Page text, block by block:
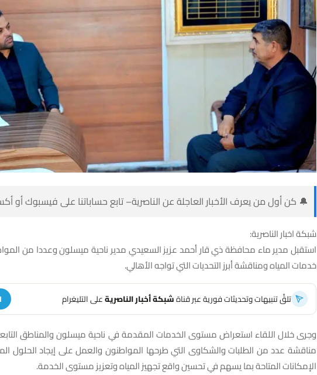
🔔 كن أول من يعرف الأخبار العاجلة عن الناصرية– تابع حساباتنا على فيسبوك أو
شبكة اخبار الناصرية:
استقبل مدير ماء محافظة ذي قار أحمد عزيز السعيدي مدير ناحية ميسلون وعددا من
خدمات المياه ومناقشة أبرز التحديات التي تواجه الأهالي.
تلقَّ تنبيهات وتحديثات فورية عبر قناةشبكة أخبار الناصريةعلى التليغرام
وجرى خلال اللقاء استعراض مستوى الخدمات المقدمة في ناحية ميسلون والمناطق
مناقشة عدد من الطلبات والشكاوى التي طرحها المواطنون والعمل على إيجاد الحلول
الإمكانات المتاحة بما يسهم في تحسين واقع تجهيز المياه وتعزيز مستوى الخدمة.